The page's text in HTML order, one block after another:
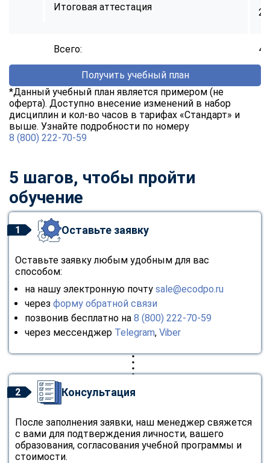
Итоговая аттестация 2
Всего:
Получить учебный план
*Данный учебный план является примером (не
оферта). Доступно внесение изменений в набор
дисциплин и кол-во часов в тарифах «Стандарт» и
выше. Узнайте подробности по номеру
8 (800) 222-70-59
5 шагов, чтобы пройти
обучение
1 Оставьте заявку
Оставьте заявку любым удобным для вас
способом:
на нашу электронную почту sale@ecodpo.ru
через форму обратной связи
позвонив бесплатно на 8 (800) 222-70-59
через мессенджер Telegram, Viber
2 Консультация
После заполнения заявки, наш менеджер свяжется
с вами для подтверждения личности, вашего
образования, согласования учебной программы и
стоимости.